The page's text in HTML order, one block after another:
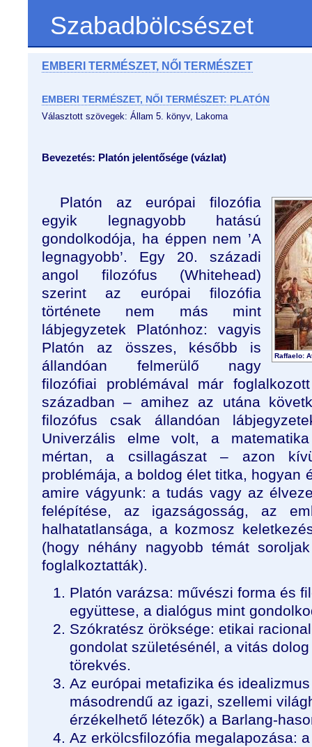
Szabadbölcsészet
EMBERI TERMÉSZET, NŐI TERMÉSZET
EMBERI TERMÉSZET, NŐI TERMÉSZET: PLATÓN
Választott szövegek: Állam 5. könyv, Lakoma
Bevezetés: Platón jelentősége (vázlat)
Raffaelo:
Platón az európai filozófia
egyik legnagyobb hatású
gondolkodója, ha éppen nem ’A
legnagyobb’. Egy 20. századi
angol filozófus (Whitehead)
szerint az európai filozófia
története nem más mint
lábjegyzetek Platónhoz: vagyis
Platón az összes, később is
állandóan felmerülő nagy
filozófiai problémával már
században – amihez az utána
filozófus csak állandóan
Univerzális elme volt, a
mértan, a csillagászat – azon
problémája, a boldog élet titka, hogyan
amire vágyunk: a tudás vagy az
felépítése, az igazságosság, az
halhatatlansága, a kozmosz
(hogy néhány nagyobb témát
foglalkoztatták).
Platón varázsa: művészi forma és
együttese, a dialógus mint
Szókratész öröksége: etikai
gondolat születésénél, a vitás
törekvés.
Az európai metafizika és
másodrendű az igazi, szellemi
érzékelhető létezők) a Barlang-
Az erkölcsfilozófia megalapozása: